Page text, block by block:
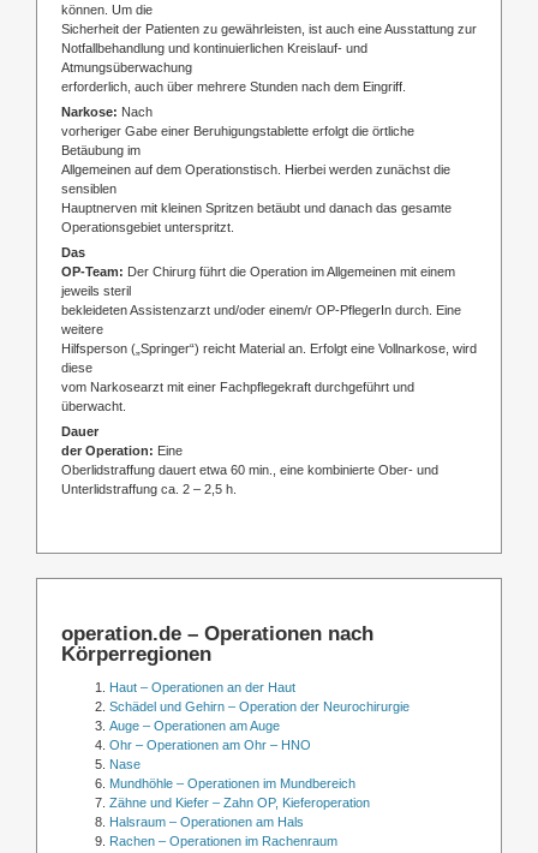
können. Um die
Sicherheit der Patienten zu gewährleisten, ist auch eine Ausstattung zur
Notfallbehandlung und kontinuierlichen Kreislauf- und
Atmungsüberwachung
erforderlich, auch über mehrere Stunden nach dem Eingriff.
Narkose: Nach
vorheriger Gabe einer Beruhigungstablette erfolgt die örtliche
Betäubung im
Allgemeinen auf dem Operationstisch. Hierbei werden zunächst die
sensiblen
Hauptnerven mit kleinen Spritzen betäubt und danach das gesamte
Operationsgebiet unterspritzt.
Das
OP-Team: Der Chirurg führt die Operation im Allgemeinen mit einem
jeweils steril
bekleideten Assistenzarzt und/oder einem/r OP-PflegerIn durch. Eine
weitere
Hilfsperson („Springer“) reicht Material an. Erfolgt eine Vollnarkose, wird
diese
vom Narkosearzt mit einer Fachpflegekraft durchgeführt und
überwacht.
Dauer
der Operation: Eine
Oberlidstraffung dauert etwa 60 min., eine kombinierte Ober- und
Unterlidstraffung ca. 2 – 2,5 h.
operation.de – Operationen nach
Körperregionen
Haut – Operationen an der Haut
Schädel und Gehirn – Operation der Neurochirurgie
Auge – Operationen am Auge
Ohr – Operationen am Ohr – HNO
Nase
Mundhöhle – Operationen im Mundbereich
Zähne und Kiefer – Zahn OP, Kieferoperation
Halsraum – Operationen am Hals
Rachen – Operationen im Rachenraum